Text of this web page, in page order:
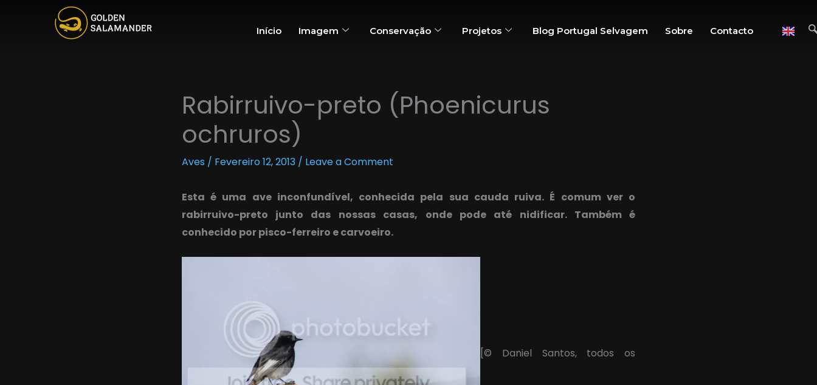
Início Imagem Conservação Projetos Blog Portugal Selvagem Sobre Contacto
Rabirruivo-preto (Phoenicurus
ochruros)
Aves/ Fevereiro 12, 2013 / Leave a Comment
Esta é uma ave inconfundível, conhecida pela sua cauda ruiva. É comum ver o
rabirruivo-preto junto das nossas casas, onde pode até nidificar. Também é
conhecido por pisco-ferreiro e carvoeiro.
[© Daniel Santos, todos os